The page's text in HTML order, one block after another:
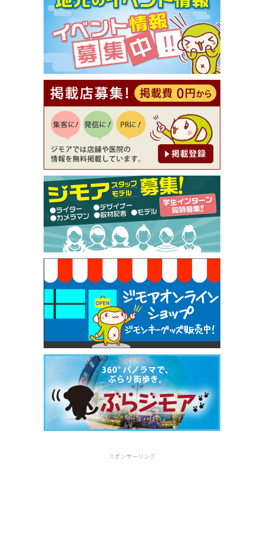
【ジモア限定①】初回割引 特価 VIO脱毛11,000円
⇒8,800円（メンズ専門ワックス脱毛サロン Mickle
（ミックル））
[有効期限]2026年9月30日
【ジモア読者特典2】コース 3,500円→3,000円（料
理5品+2時間飲み放題）（創作イタリアン Pia Cu
ore（ピアクオーレ））
[有効期限]2026年9月30日
【ジモア読者特典1】料理全品20％OFF ※18時以
降（創作イタリアン Pia Cuore（ピアクオーレ））
[有効期限]2026年9月30日
【ジモア限定②】初回割引 特価 鼻毛脱毛 半額 2,2
00円⇒1,100円（メンズ専門ワックス脱毛サロン Mi
ckle（ミックル））
[有効期限]2026年9月30日
【ジモア限定特典①】まつ毛カール 3,850円→ 2,7
50円（Premiere（プルミエール））
[有効期限]2026年9月30日
焼き餃子 一皿サービス（餃子酒場たっちゃん 西
早稲田店）
[有効期限]2026年9月30日
スポンサーリンク